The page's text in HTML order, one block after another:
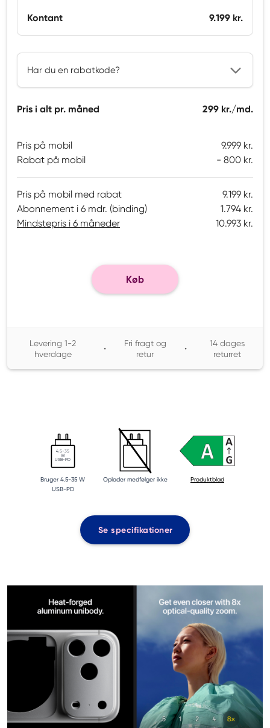
Kontant 9.199 kr.
Har du en rabatkode?
Pris i alt pr. måned 299 kr./md.
Pris på mobil
9.999 kr.
Rabat på mobil
800 kr.
Pris på mobil med rabat
9.199 kr.
Abonnement i 6 mdr. (binding)
1.794 kr.
Mindstepris i 6 måneder
10.993 kr.
Køb
Levering 1-2
hverdage
•
Fri fragt og
retur
•
14 dages
returret
4.5-35
W
USB-PD
Bruger 4.5-35 W
USB-PD
Oplader medfølger ikke Produktblad
Se specifikationer